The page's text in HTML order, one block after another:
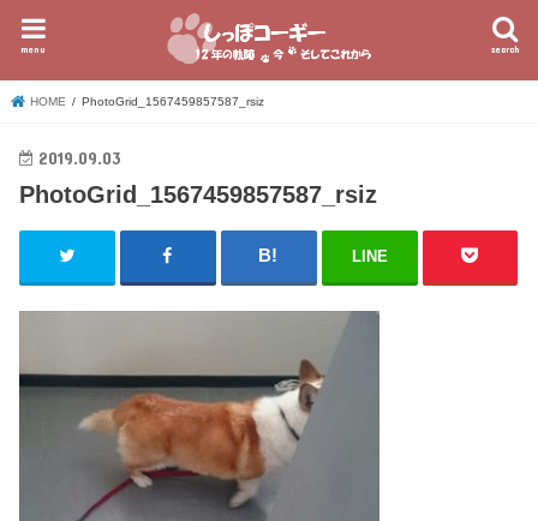
search
menu
HOME PhotoGrid_1567459857587_rsiz
2019.09.03
PhotoGrid_1567459857587_rsiz
LINE